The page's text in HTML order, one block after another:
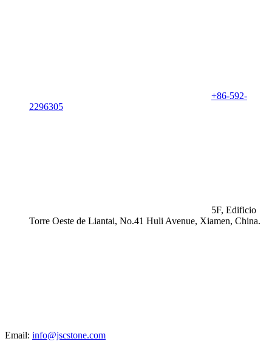
+86-592-
2296305
5F, Edificio
Torre Oeste de Liantai, No.41 Huli Avenue, Xiamen, China.
Email: info@jscstone.com